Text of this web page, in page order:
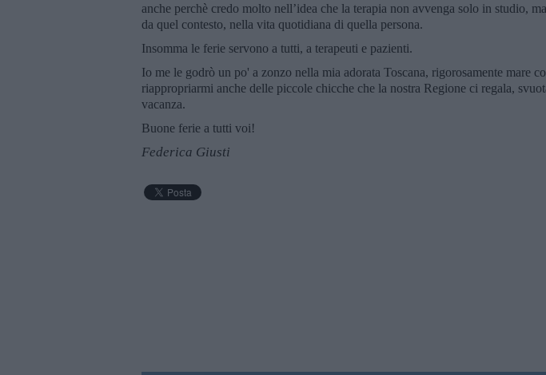
anche perchè credo molto nell’idea che la terapia non avvenga solo in studio,
da quel contesto, nella vita quotidiana di quella persona.
Insomma le ferie servono a tutti, a terapeuti e pazienti.
Io me le godrò un po' a zonzo nella mia adorata Toscana, rigorosamente mare
riappropriarmi anche delle piccole chicche che la nostra Regione ci regala,
vacanza.
Buone ferie a tutti voi!
Federica Giusti